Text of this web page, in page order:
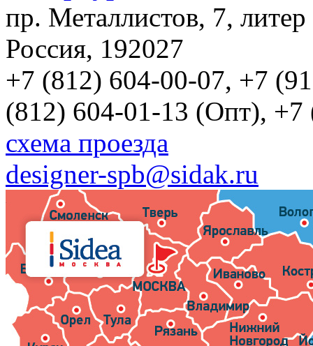
пр. Металлистов, 7,
Россия, 192027
+7 (812) 604-00-07, +7
(812) 604-01-13 (Опт), +7
схема проезда
designer-spb@sidak.ru